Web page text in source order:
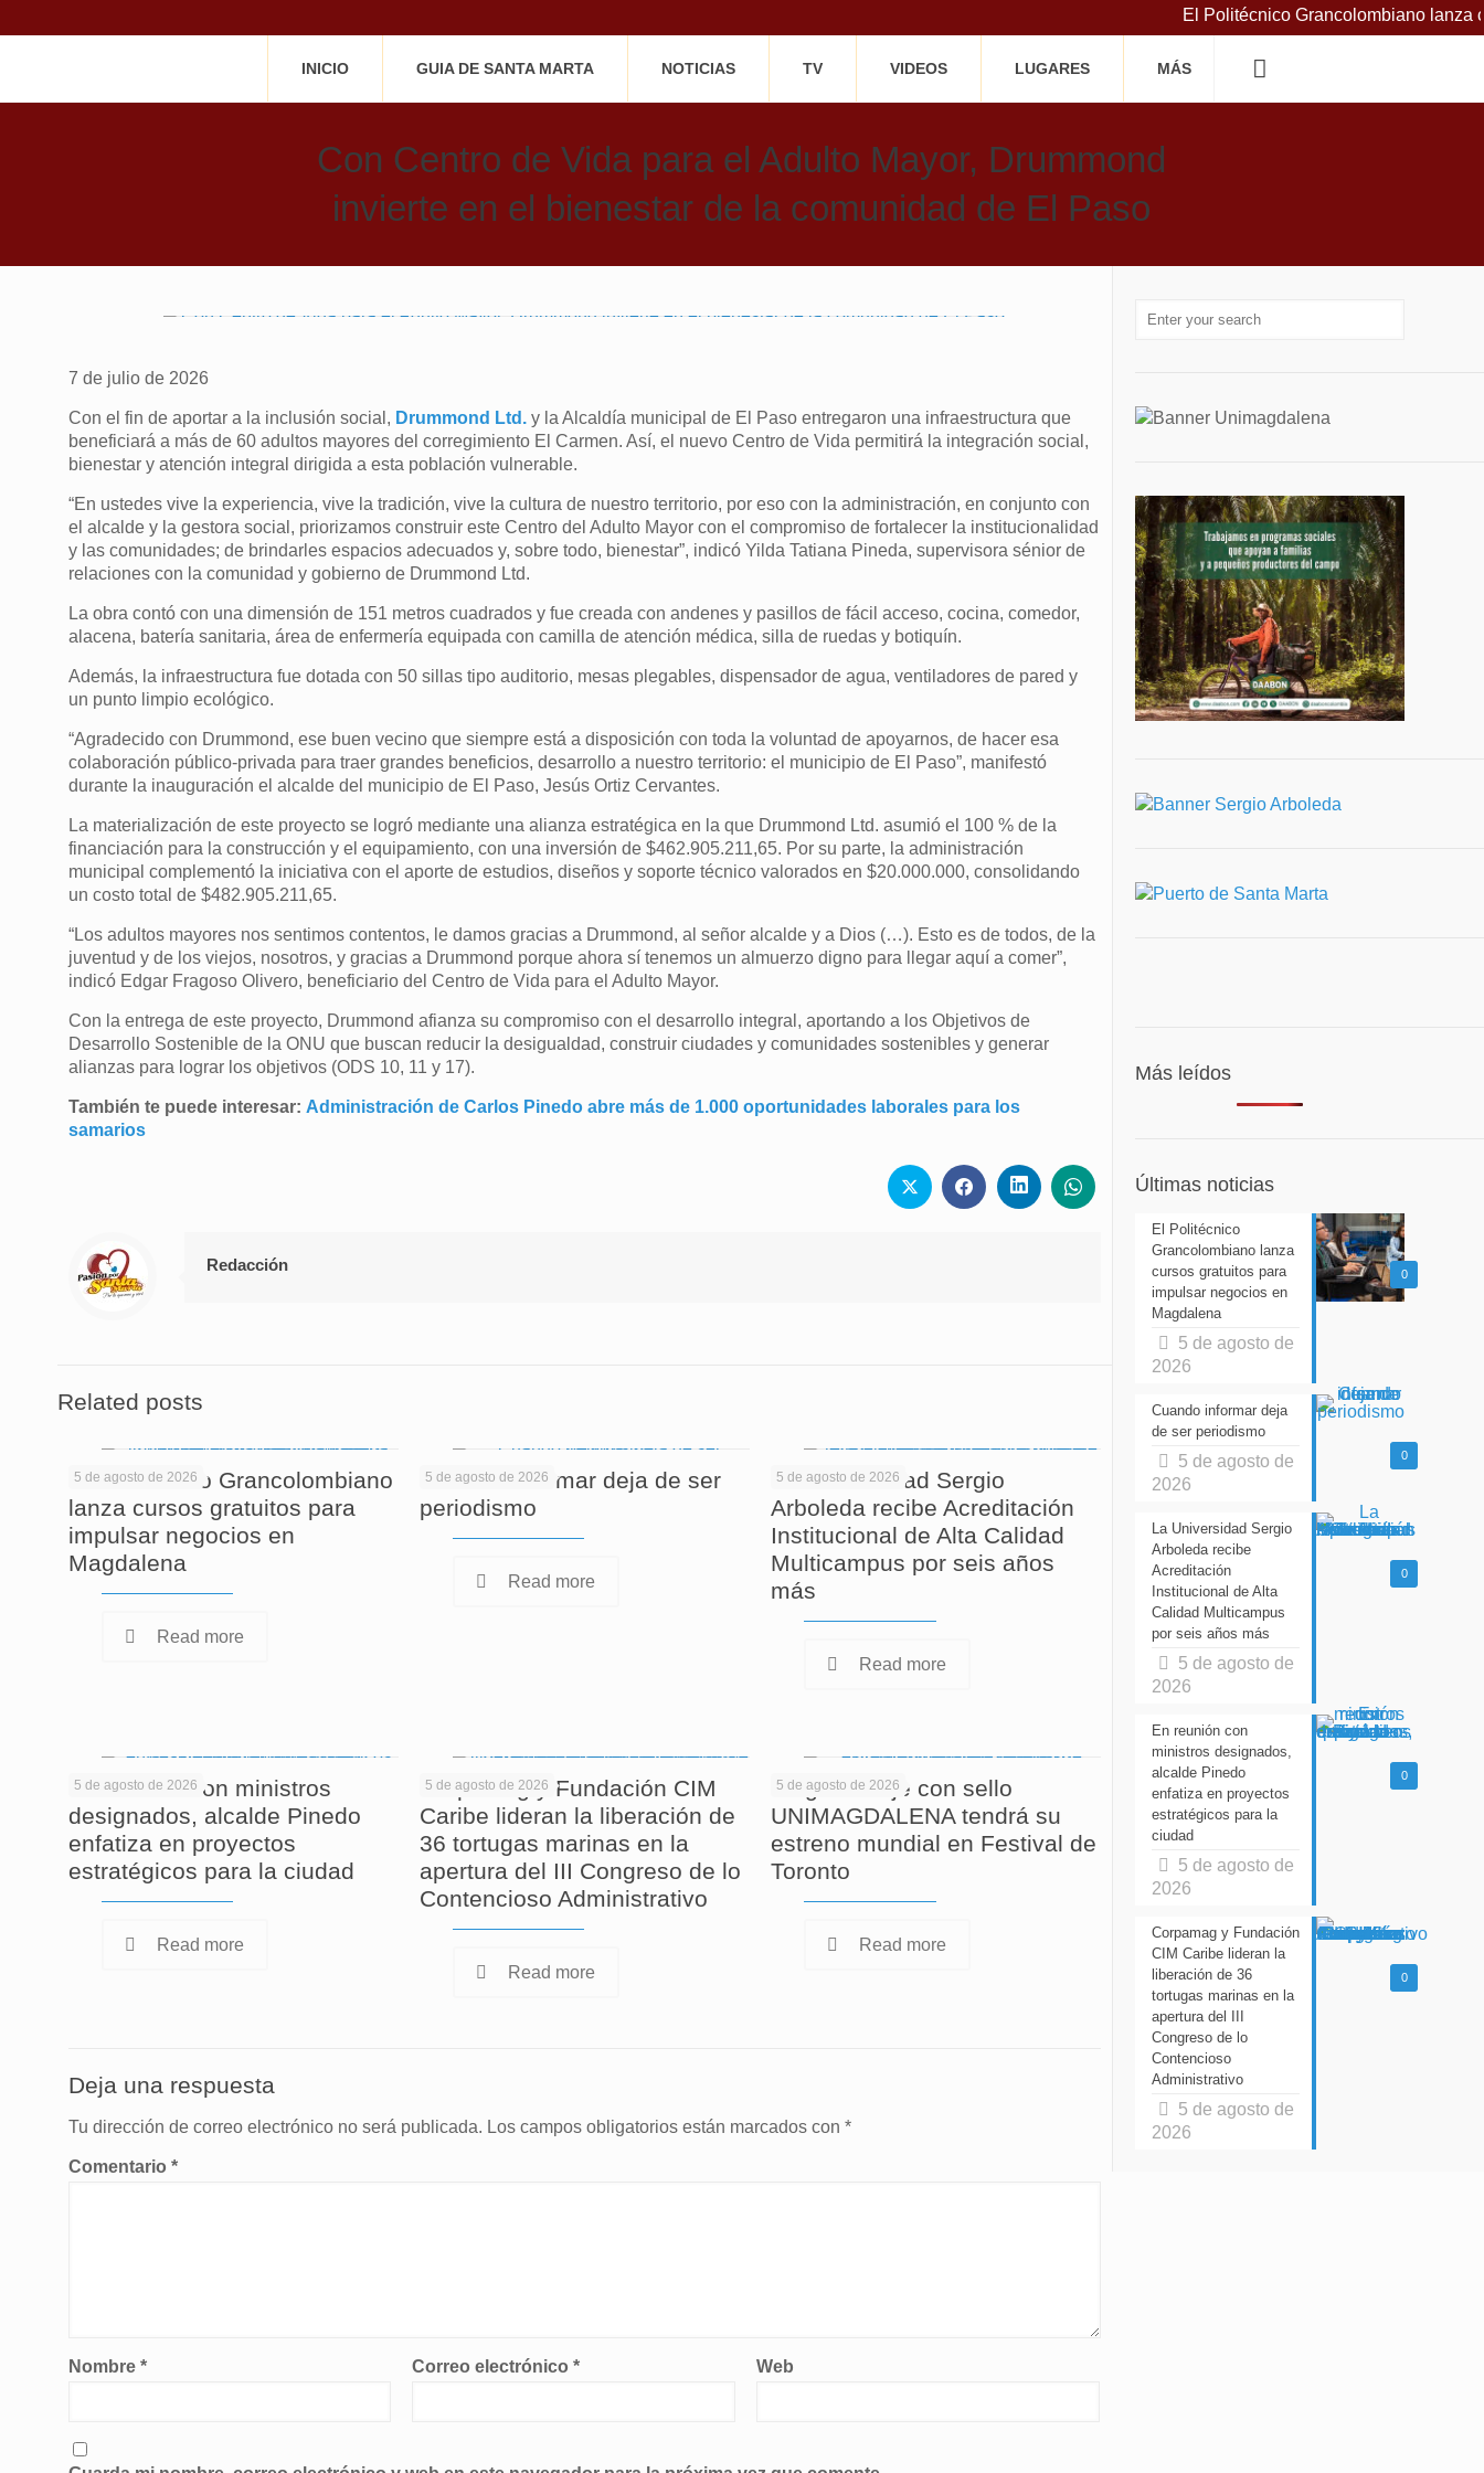
El Politécnico Grancolombiano lanza
INICIO GUIA DE SANTA MARTA NOTICIAS TV VIDEOS LUGARES MÁS
Con Centro de Vida para el Adulto Mayor, Drummond
invierte en el bienestar de la comunidad de El Paso
7 de julio de 2026
Con el fin de aportar a la inclusión social, Drummond Ltd. y la Alcaldía municipal de El Paso entregaron una infraestructura que
beneficiará a más de 60 adultos mayores del corregimiento El Carmen. Así, el nuevo Centro de Vida permitirá la integración social,
bienestar y atención integral dirigida a esta población vulnerable.
“En ustedes vive la experiencia, vive la tradición, vive la cultura de nuestro territorio, por eso con la administración, en conjunto con
el alcalde y la gestora social, priorizamos construir este Centro del Adulto Mayor con el compromiso de fortalecer la institucionalidad
y las comunidades; de brindarles espacios adecuados y, sobre todo, bienestar”, indicó Yilda Tatiana Pineda, supervisora sénior de
relaciones con la comunidad y gobierno de Drummond Ltd.
La obra contó con una dimensión de 151 metros cuadrados y fue creada con andenes y pasillos de fácil acceso, cocina, comedor,
alacena, batería sanitaria, área de enfermería equipada con camilla de atención médica, silla de ruedas y botiquín.
Además, la infraestructura fue dotada con 50 sillas tipo auditorio, mesas plegables, dispensador de agua, ventiladores de pared y
un punto limpio ecológico.
“Agradecido con Drummond, ese buen vecino que siempre está a disposición con toda la voluntad de apoyarnos, de hacer esa
colaboración público-privada para traer grandes beneficios, desarrollo a nuestro territorio: el municipio de El Paso”, manifestó
durante la inauguración el alcalde del municipio de El Paso, Jesús Ortiz Cervantes.
La materialización de este proyecto se logró mediante una alianza estratégica en la que Drummond Ltd. asumió el 100 % de la
financiación para la construcción y el equipamiento, con una inversión de $462.905.211,65. Por su parte, la administración
municipal complementó la iniciativa con el aporte de estudios, diseños y soporte técnico valorados en $20.000.000, consolidando
un costo total de $482.905.211,65.
“Los adultos mayores nos sentimos contentos, le damos gracias a Drummond, al señor alcalde y a Dios (…). Esto es de todos, de la
juventud y de los viejos, nosotros, y gracias a Drummond porque ahora sí tenemos un almuerzo digno para llegar aquí a comer”,
indicó Edgar Fragoso Olivero, beneficiario del Centro de Vida para el Adulto Mayor.
Con la entrega de este proyecto, Drummond afianza su compromiso con el desarrollo integral, aportando a los Objetivos de
Desarrollo Sostenible de la ONU que buscan reducir la desigualdad, construir ciudades y comunidades sostenibles y generar
alianzas para lograr los objetivos (ODS 10, 11 y 17).
También te puede interesar: Administración de Carlos Pinedo abre más de 1.000 oportunidades laborales para los
samarios
Redacción
Related posts
5 de agosto de 2026
El Politécnico Grancolombiano
lanza cursos gratuitos para
impulsar negocios en
Magdalena
Read more
5 de agosto de 2026
Cuando informar deja de ser
periodismo
Read more
5 de agosto de 2026
La Universidad Sergio
Arboleda recibe Acreditación
Institucional de Alta Calidad
Multicampus por seis años
más
Read more
5 de agosto de 2026
En reunión con ministros
designados, alcalde Pinedo
enfatiza en proyectos
estratégicos para la ciudad
Read more
5 de agosto de 2026
Corpamag y Fundación CIM
Caribe lideran la liberación de
36 tortugas marinas en la
apertura del III Congreso de lo
Contencioso Administrativo
Read more
5 de agosto de 2026
Largometraje con sello
UNIMAGDALENA tendrá su
estreno mundial en Festival de
Toronto
Read more
Deja una respuesta
Tu dirección de correo electrónico no será publicada. Los campos obligatorios están marcados con *
Comentario *
Nombre * Correo electrónico* Web
Más leídos
Últimas noticias
0
El Politécnico
Grancolombiano lanza
cursos gratuitos para
impulsar negocios en
Magdalena
5 de agosto de
2026
0
Cuando informar deja
de ser periodismo
5 de agosto de
2026
0
La Universidad Sergio
Arboleda recibe
Acreditación
Institucional de Alta
Calidad Multicampus
por seis años más
5 de agosto de
2026
0
En reunión con
ministros designados,
alcalde Pinedo
enfatiza en proyectos
estratégicos para la
ciudad
5 de agosto de
2026
0
Corpamag y Fundación
CIM Caribe lideran la
liberación de 36
tortugas marinas en la
apertura del III
Congreso de lo
Contencioso
Administrativo
5 de agosto de
2026